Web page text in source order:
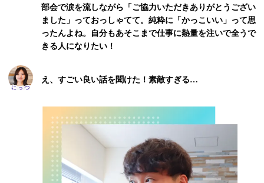
部会で涙を流しながら「ご協力いただきありがとうござい
ました」っておっしゃてて。純粋に「かっこいい」って思
ったんよね。自分もあそこまで仕事に熱量を注いで全うで
きる人になりたい！
え、すごい良い話を聞けた！素敵すぎる…